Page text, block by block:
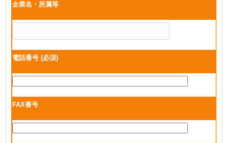
企業名・所属等
電話番号 (必須)
FAX番号